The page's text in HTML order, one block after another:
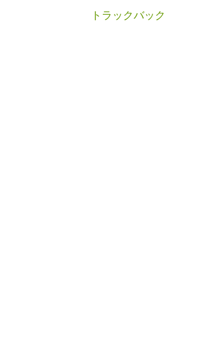
トラックバック